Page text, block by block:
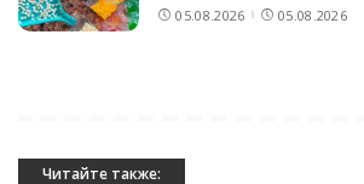
05.08.2026 05.08.2026
Читайте также: